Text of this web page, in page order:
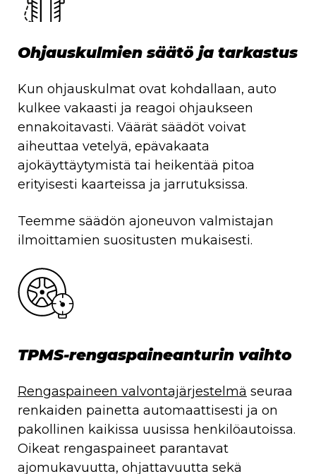
Ohjauskulmien säätö ja tarkastus
Kun ohjauskulmat ovat kohdallaan, auto
kulkee vakaasti ja reagoi ohjaukseen
ennakoitavasti. Väärät säädöt voivat
aiheuttaa vetelyä, epävakaata
ajokäyttäytymistä tai heikentää pitoa
erityisesti kaarteissa ja jarrutuksissa.
Teemme säädön ajoneuvon valmistajan
ilmoittamien suositusten mukaisesti.
TPMS-rengaspaineanturin vaihto
Rengaspaineen valvontajärjestelmä seuraa
renkaiden painetta automaattisesti ja on
pakollinen kaikissa uusissa henkilöautoissa.
Oikeat rengaspaineet parantavat
ajomukavuutta, ohjattavuutta sekä